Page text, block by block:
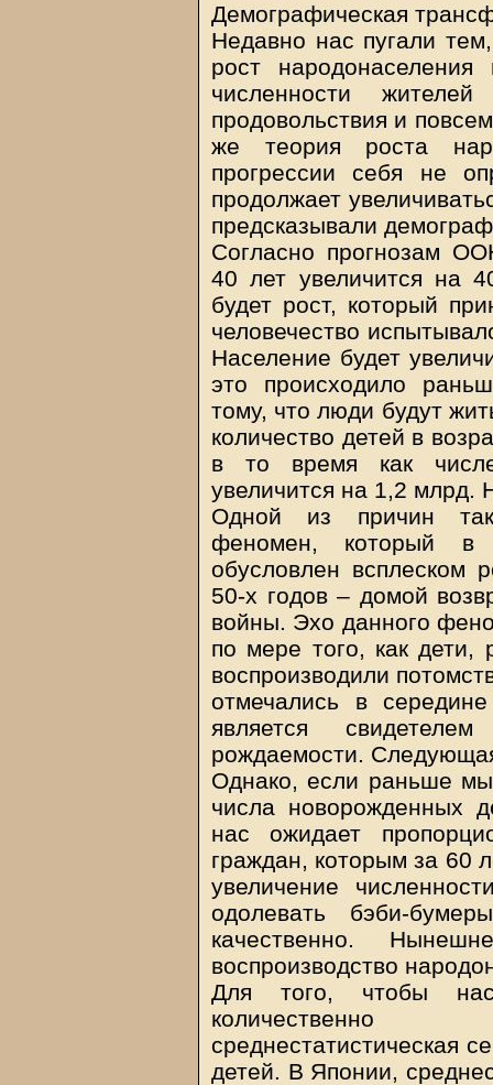
Демографическая
Недавно нас пугали
рост народонаселения
численности
продовольствия и
же теория роста
прогрессии себя не
продолжает
предсказывали
Согласно прогнозам
40 лет увеличится на
будет рост, который
человечество
Население будет
это происходило
тому, что люди будут
количество детей в
в то время как
увеличится на 1,2 млрд.
Одной из причин
феномен, который в
обусловлен всплеском
50-х годов – домой
войны. Эхо данного
по мере того, как
воспроизводили
отмечались в
является
рождаемости.
Однако, если раньше
числа новорожденных
нас ожидает
граждан, которым за 60
увеличение
одолевать бэби-
качественно.
воспроизводство
Для того, чтобы
количественно
среднестатистическая
детей. В Японии,